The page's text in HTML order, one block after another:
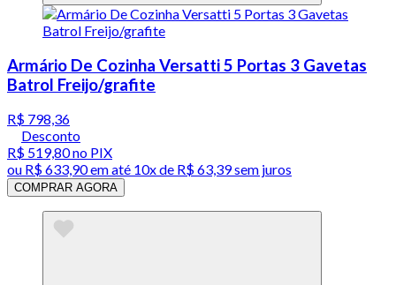
Armário De Cozinha Versatti 5 Portas 3 Gavetas
Batrol Freijo/grafite
R$ 798,36
Desconto
R$ 519,80no PIX
ou R$ 633,90em até 10x de R$ 63,39 sem juros
COMPRAR AGORA